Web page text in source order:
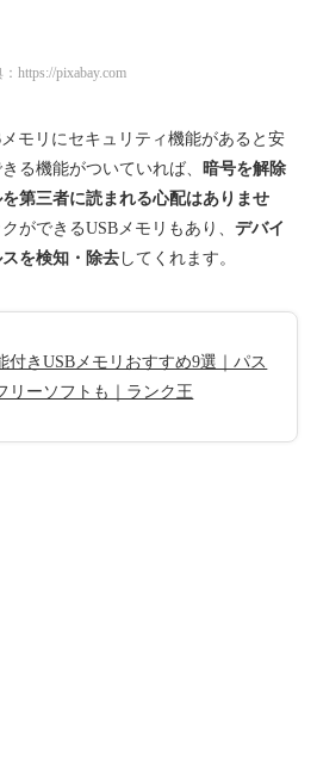
https://pixabay.com
モリにセキュリティ機能があると安
る機能がついていれば、 暗号を解除
第三者に読まれる心配はありませ
ができるUSBメモリもあり、 デバイ
を検知・除去 してくれます。
付きUSBメモリおすすめ9選｜パス
リーソフトも｜ランク王